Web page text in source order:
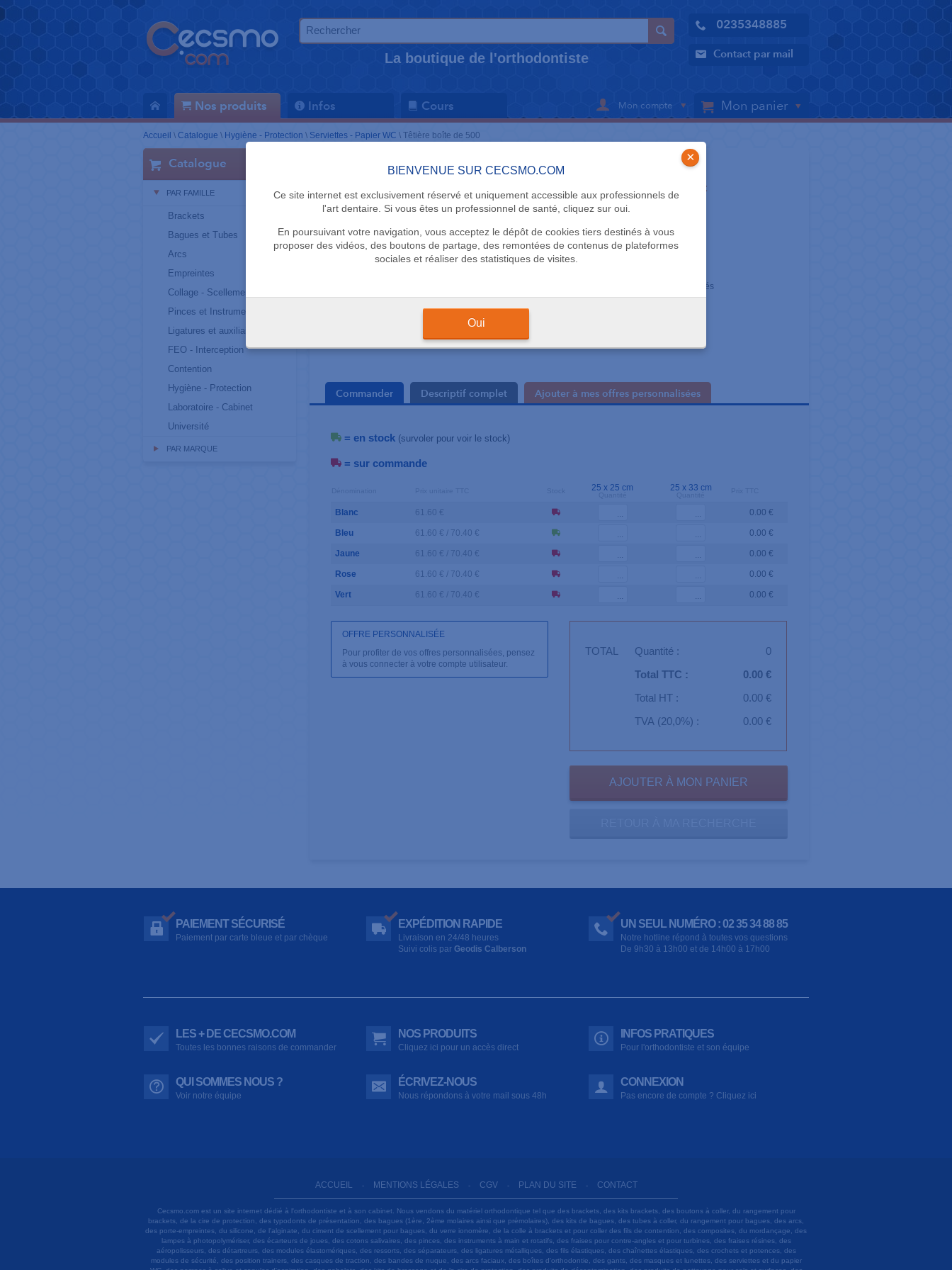
La boutique de l'orthodontiste
0235348885
Contact par mail
Nos produits Infos Cours Mon compte Mon panier
BIENVENUE SUR CECSMO.COM
Ce site internet est exclusivement réservé et uniquement accessible aux professionnels de
l'art dentaire. Si vous êtes un professionnel de santé, cliquez sur oui.
En poursuivant votre navigation, vous acceptez le dépôt de cookies tiers destinés à vous
proposer des vidéos, des boutons de partage, des remontées de contenus de plateformes
sociales et réaliser des statistiques de visites.
×
Oui
Accueil \ Catalogue \ Hygiène - Protection \ Serviettes - Papier WC \ Têtière boîte de 500
Catalogue
PAR FAMILLE
Brackets
Bagues et Tubes
Arcs
Empreintes
Collage - Scellement
Pinces et Instruments
Ligatures et auxiliaires
FEO - Interception
Contention
Hygiène - Protection
Laboratoire - Cabinet
Université
PAR MARQUE
SERVIETTES - PAPIER WC
Têtière boîte de 500
Medistock
La boîte de 500 housses
Très résistante, soudures sur les côtés
Commander Descriptif complet Ajouter à mes offres personnalisées
= en stock (survoler pour voir le stock)
= sur commande
25 x 25 cm 25 x 33 cm
Blanc 61.60 € 0.00 €
Bleu 61.60 € / 70.40 € 0.00 €
Jaune 61.60 € / 70.40 € 0.00 €
Rose 61.60 € / 70.40 € 0.00 €
Vert 61.60 € / 70.40 € 0.00 €
OFFRE PERSONNALISÉE
Pour profiter de vos offres personnalisées, pensez
à vous connecter à votre compte utilisateur.
TOTAL Quantité :
0
Total TTC :
0.00 €
Total HT :
0.00 €
TVA (20,0%) :
0.00 €
PAIEMENT SÉCURISÉ
Paiement par carte bleue et par chèque
EXPÉDITION RAPIDE
Livraison en 24/48 heures
Suivi colis par Geodis Calberson
UN SEUL NUMÉRO : 02 35 34 88 85
Notre hotline répond à toutes vos questions
De 9h30 à 13h00 et de 14h00 à 17h00
LES + DE CECSMO.COM
Toutes les bonnes raisons de commander
NOS PRODUITS
Cliquez ici pour un accès direct
INFOS PRATIQUES
Pour l'orthodontiste et son équipe
QUI SOMMES NOUS ?
Voir notre équipe
ÉCRIVEZ-NOUS
Nous répondons à votre mail sous 48h
CONNEXION
Pas encore de compte ? Cliquez ici
ACCUEIL - MENTIONS LÉGALES - CGV - PLAN DU SITE - CONTACT
Cecsmo.com est un site internet dédié à l'orthodontiste et à son cabinet. Nous vendons du matériel orthodontique tel que des brackets, des kits brackets, des boutons à coller, du rangement pour
brackets, de la cire de protection, des typodonts de présentation, des bagues (1ère, 2ème molaires ainsi que prémolaires), des kits de bagues, des tubes à coller, du rangement pour bagues, des arcs,
des porte-empreintes, du silicone, de l'alginate, du ciment de scellement pour bagues, du verre ionomère, de la colle à brackets et pour coller des fils de contention, des composites, du mordançage, des
lampes à photopolymériser, des écarteurs de joues, des cotons salivaires, des pinces, des instruments à main et rotatifs, des fraises pour contre-angles et pour turbines, des fraises résines, des
aéropolisseurs, des détartreurs, des modules élastomériques, des ressorts, des séparateurs, des ligatures métalliques, des fils élastiques, des chaînettes élastiques, des crochets et potences, des
modules de sécurité, des position trainers, des casques de traction, des bandes de nuque, des arcs faciaux, des boîtes d'orthodontie, des gants, des masques et lunettes, des serviettes et du papier